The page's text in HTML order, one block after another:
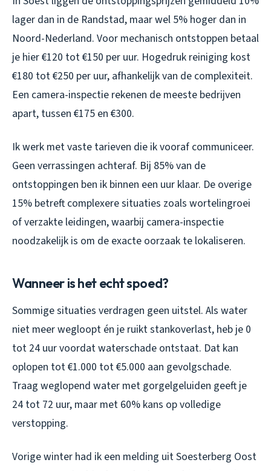
lager dan in de Randstad, maar wel 5% hoger dan in
Noord-Nederland. Voor mechanisch ontstoppen betaal
je hier €120 tot €150 per uur. Hogedruk reiniging kost
€180 tot €250 per uur, afhankelijk van de complexiteit.
Een camera-inspectie rekenen de meeste bedrijven
apart, tussen €175 en €300.
Ik werk met vaste tarieven die ik vooraf communiceer.
Geen verrassingen achteraf. Bij 85% van de
ontstoppingen ben ik binnen een uur klaar. De overige
15% betreft complexere situaties zoals wortelingroei
of verzakte leidingen, waarbij camera-inspectie
noodzakelijk is om de exacte oorzaak te lokaliseren.
Wanneer is het echt spoed?
Sommige situaties verdragen geen uitstel. Als water
niet meer wegloopt én je ruikt stankoverlast, heb je 0
tot 24 uur voordat waterschade ontstaat. Dat kan
oplopen tot €1.000 tot €5.000 aan gevolgschade.
Traag weglopend water met gorgelgeluiden geeft je
24 tot 72 uur, maar met 60% kans op volledige
verstopping.
Vorige winter had ik een melding uit Soesterberg Oost